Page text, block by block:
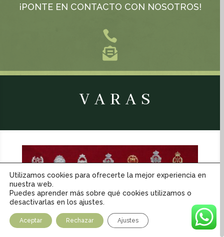
¡PONTE EN CONTACTO CON NOSOTROS!


VARAS
Utilizamos cookies para ofrecerte la mejor experiencia en
nuestra web.
Puedes aprender más sobre qué cookies utilizamos o
desactivarlas en los ajustes.
Aceptar Rechazar Ajustes